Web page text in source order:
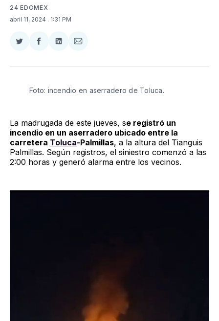
24 EDOMEX
abril 11, 2024 . 1:31 PM
Compartir
Twitter
Compartir
Facebook
Compartir
LinkedIn
Compartir
Email
Foto: incendio en aserradero de Toluca.
La madrugada de este jueves, se registró un
incendio en un aserradero ubicado entre la
carretera Toluca-Palmillas, a la altura del Tianguis
Palmillas. Según registros, el siniestro comenzó a las
2:00 horas y generó alarma entre los vecinos.